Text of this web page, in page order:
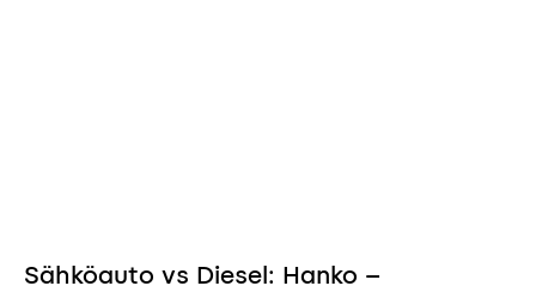
Sähköauto vs Diesel: Hanko –